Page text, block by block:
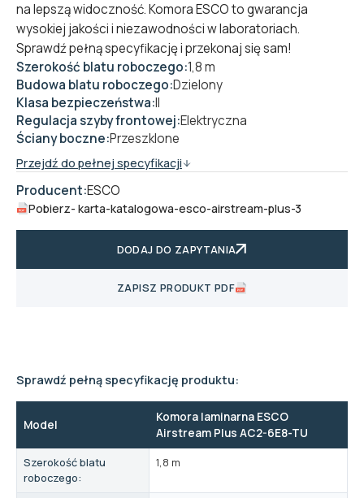
na lepszą widoczność. Komora ESCO to gwarancja
wysokiej jakości i niezawodności w laboratoriach.
Sprawdź pełną specyfikację i przekonaj się sam!
Szerokość blatu roboczego:1,8 m
Budowa blatu roboczego:Dzielony
Klasa bezpieczeństwa:II
Regulacja szyby frontowej:Elektryczna
Ściany boczne:Przeszklone
Przejdź do pełnej specyfikacji
Producent:ESCO
Pobierz- karta-katalogowa-esco-airstream-plus-3
DODAJ DO ZAPYTANIA
ZAPISZ PRODUKT PDF
Sprawdź pełną specyfikację produktu:
Model
Komora laminarna ESCO
Airstream Plus AC2-6E8-TU
Szerokość blatu
roboczego:
1,8 m